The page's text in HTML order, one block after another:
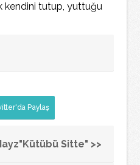
kendini tutup, yuttuğu
Paylaş
Sitte" >>